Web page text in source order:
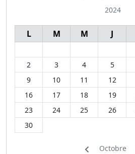
2024
L M M J
2
3 4 5
9
10 11 12
16
17 18 19
23
24 25 26
30
Octobre